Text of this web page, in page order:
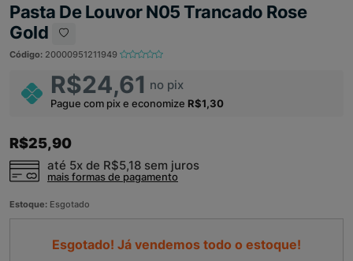
Pasta De Louvor N05 Trancado Rose
Gold
Código: 20000951211949
R$24,61 no pix
Pague com pix e economize R$1,30
R$25,90
até 5x de R$5,18 sem juros
mais formas de pagamento
Estoque: Esgotado
Esgotado! Já vendemos todo o estoque!